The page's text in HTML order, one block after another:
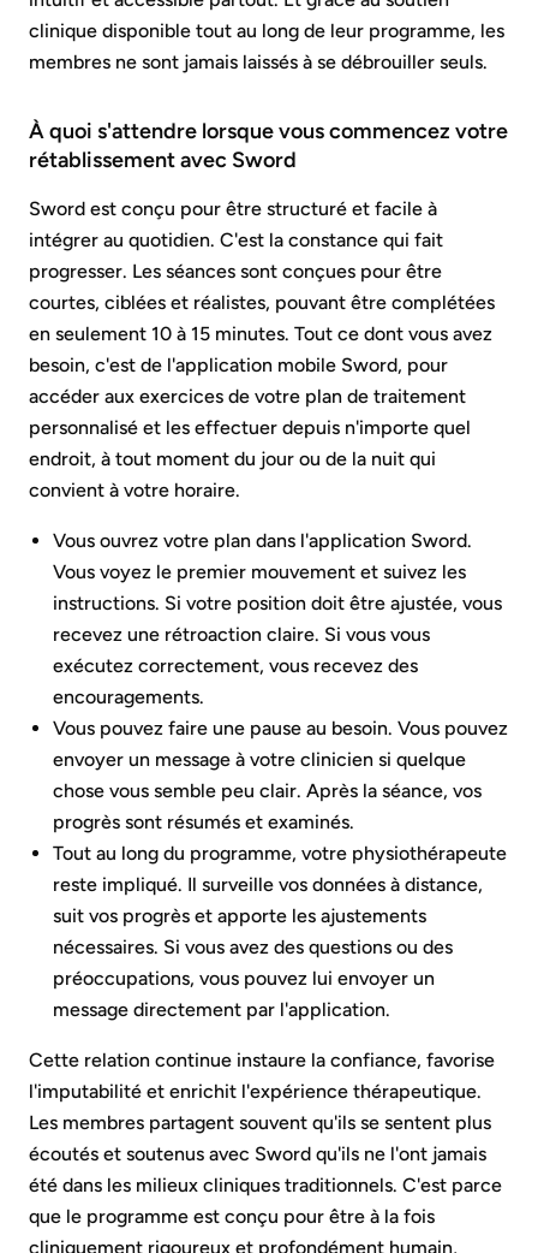
clinique disponible tout au long de leur programme, les
membres ne sont jamais laissés à se débrouiller seuls.
À quoi s'attendre lorsque vous commencez votre
rétablissement avec Sword
Sword est conçu pour être structuré et facile à
intégrer au quotidien. C'est la constance qui fait
progresser. Les séances sont conçues pour être
courtes, ciblées et réalistes, pouvant être complétées
en seulement 10 à 15 minutes. Tout ce dont vous avez
besoin, c'est de l'application mobile Sword, pour
accéder aux exercices de votre plan de traitement
personnalisé et les effectuer depuis n'importe quel
endroit, à tout moment du jour ou de la nuit qui
convient à votre horaire.
Vous ouvrez votre plan dans l'application Sword.
Vous voyez le premier mouvement et suivez les
instructions. Si votre position doit être ajustée, vous
recevez une rétroaction claire. Si vous vous
exécutez correctement, vous recevez des
encouragements.
Vous pouvez faire une pause au besoin. Vous pouvez
envoyer un message à votre clinicien si quelque
chose vous semble peu clair. Après la séance, vos
progrès sont résumés et examinés.
Tout au long du programme, votre physiothérapeute
reste impliqué. Il surveille vos données à distance,
suit vos progrès et apporte les ajustements
nécessaires. Si vous avez des questions ou des
préoccupations, vous pouvez lui envoyer un
message directement par l'application.
Cette relation continue instaure la confiance, favorise
l'imputabilité et enrichit l'expérience thérapeutique.
Les membres partagent souvent qu'ils se sentent plus
écoutés et soutenus avec Sword qu'ils ne l'ont jamais
été dans les milieux cliniques traditionnels. C'est parce
que le programme est conçu pour être à la fois
cliniquement rigoureux et profondément humain,